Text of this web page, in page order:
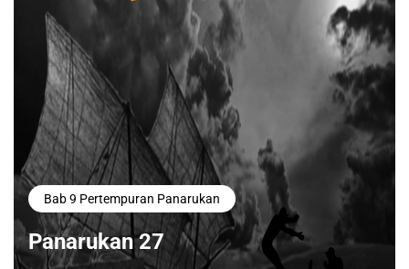
Bab 9 Pertempuran Panarukan
Panarukan 27